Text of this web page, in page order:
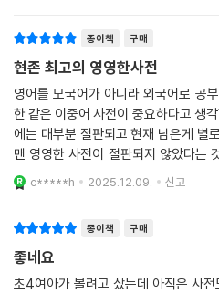
종이책 구매
현존 최고의 영영한사전
영어를 모국어가 아니라 외국어로 공
한 같은 이중어 사전이 중요하다고 생
에는 대부분 절판되고 현재 남은게 별
맨 영영한 사전이 절판되지 않았다는
사전 시리즈인 롱맨사전을 기반으로 만
설명의 품질이 뛰
c*****h 2025.12.09. 신고
종이책 구매
좋네요
초4여아가 볼려고 샀는데 아직은 사